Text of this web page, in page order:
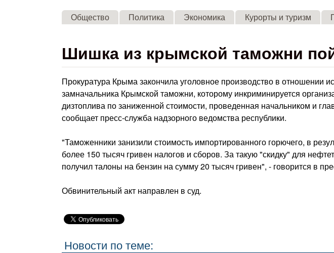
Skip to
Общество Политика Экономика Курорты и туризм
Шишка из крымской таможни
Прокуратура Крыма закончила уголовное производство в отношении
замначальника Крымской таможни, которому инкриминируется
дизтоплива по заниженной стоимости, проведенная начальником и
сообщает пресс-служба надзорного ведомства республики.
"Таможенники занизили стоимость импортированного горючего, в
более 150 тысяч гривен налогов и сборов. За такую "скидку" для
получил талоны на бензин на сумму 20 тысяч гривен", - говорится в
Обвинительный акт направлен в суд.
Новости по теме: